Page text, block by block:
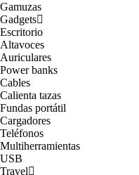
Gamuzas
Gadgets
Escritorio
Altavoces
Auriculares
Power banks
Cables
Calienta tazas
Fundas portátil
Cargadores
Teléfonos
Multiherramientas
USB
Travel